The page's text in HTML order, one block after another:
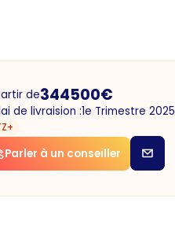
de344500€
de livraision :1e Trimestre 2025
Parler à un conseiller